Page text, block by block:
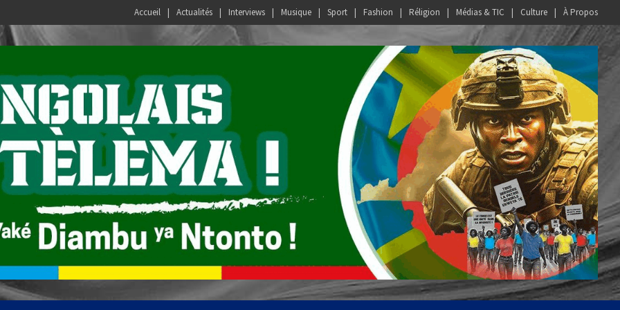
Accueil Actualités Interviews Musique Sport Fashion Réligion Médias & TIC Culture À Propos